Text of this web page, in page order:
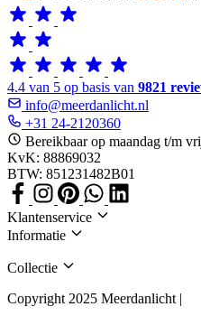
4.4 van 5 op basis van 9821
info@meerdanlicht.nl
+31 24-2120360
Bereikbaar op maandag t/m
KvK: 88869032
BTW: 851231482B01
Klantenservice
Informatie
Collectie
Copyright 2025 Meerdanlicht |